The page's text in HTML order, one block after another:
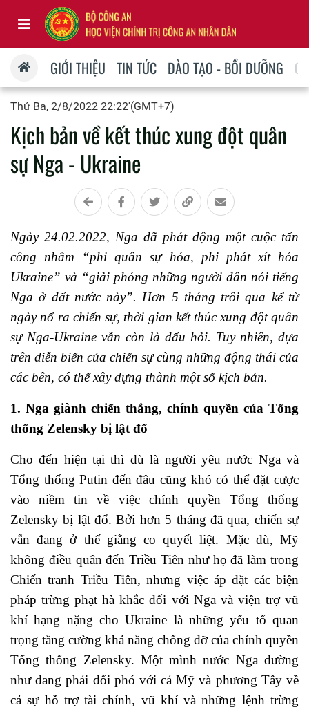
GIỚI THIỆU TIN TỨC ĐÀO TẠO - BỒI DƯỠNG
Thứ Ba, 2/8/2022 22:22'(GMT+7)
Kịch bản về kết thúc xung đột quân
sự Nga - Ukraine
Ngày 24.02.2022, Nga đã phát động một cuộc tấn
công nhằm “phi quân sự hóa, phi phát xít hóa
Ukraine” và “giải phóng những người dân nói tiếng
Nga ở đất nước này”. Hơn 5 tháng trôi qua kể từ
ngày nổ ra chiến sự, thời gian kết thúc xung đột quân
sự Nga-Ukraine vẫn còn là dấu hỏi. Tuy nhiên, dựa
trên diễn biến của chiến sự cùng những động thái của
các bên, có thể xây dựng thành một số kịch bản.
1. Nga giành chiến thắng, chính quyền của Tổng
thống Zelensky bị lật đổ
Cho đến hiện tại thì dù là người yêu nước Nga và
Tổng thống Putin đến đâu cũng khó có thể đặt cược
vào niềm tin về việc chính quyền Tổng thống
Zelensky bị lật đổ. Bởi hơn 5 tháng đã qua, chiến sự
vẫn đang ở thế giằng co quyết liệt. Mặc dù, Mỹ
không điều quân đến Triều Tiên như họ đã làm trong
Chiến tranh Triều Tiên, nhưng việc áp đặt các biện
pháp trừng phạt hà khắc đối với Nga và viện trợ vũ
khí hạng nặng cho Ukraine là những yếu tố quan
trọng tăng cường khả năng chống đỡ của chính quyền
Tổng thống Zelensky. Một mình nước Nga dường
như đang phải đối phó với cả Mỹ và phương Tây về
cả sự hỗ trợ tài chính, vũ khí và những lệnh trừng